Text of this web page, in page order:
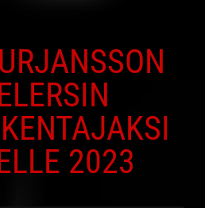
2023